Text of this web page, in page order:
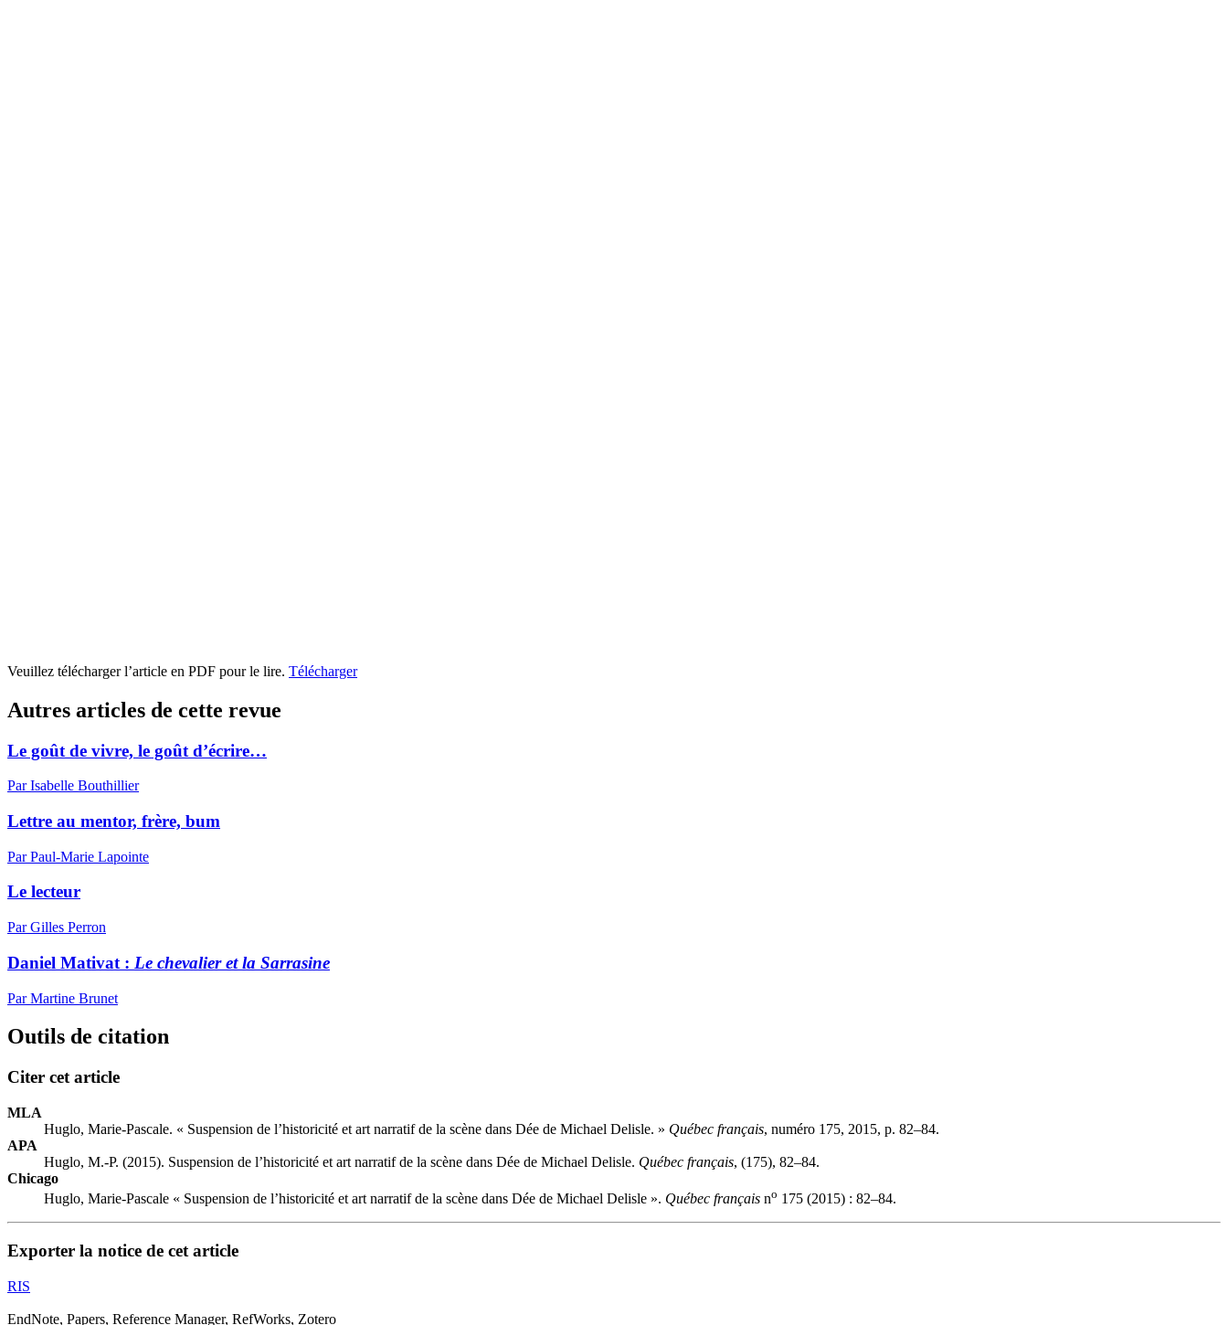
Veuillez télécharger l’article en PDF pour le lire. Télécharger
Autres articles de cette revue
Le goût de vivre, le goût d’écrire…
Par Isabelle Bouthillier
Lettre au mentor, frère, bum
Par Paul-Marie Lapointe
Le lecteur
Par Gilles Perron
Daniel Mativat : Le chevalier et la Sarrasine
Par Martine Brunet
Outils de citation
Citer cet article
MLA
Huglo, Marie-Pascale. « Suspension de l’historicité et art narratif de la scène dans Dée de Michael Delisle. » Québec français, numéro 175, 2015, p. 82–84.
APA
Huglo, M.-P. (2015). Suspension de l’historicité et art narratif de la scène dans Dée de Michael Delisle. Québec français, (175), 82–84.
Chicago
Huglo, Marie-Pascale « Suspension de l’historicité et art narratif de la scène dans Dée de Michael Delisle ». Québec français no 175 (2015) : 82–84.
Exporter la notice de cet article
RIS
EndNote, Papers, Reference Manager, RefWorks, Zotero